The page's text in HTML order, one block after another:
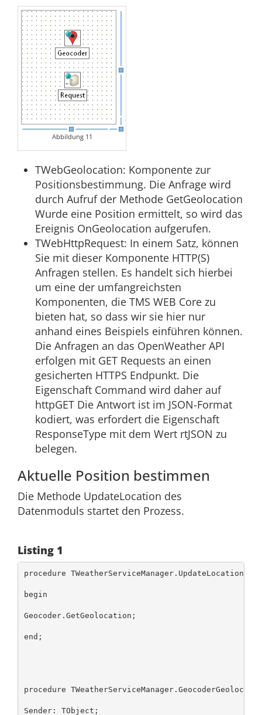
Abbildung 11
TWebGeolocation: Komponente zur
Positionsbestimmung. Die Anfrage wird
durch Aufruf der Methode GetGeolocation
Wurde eine Position ermittelt, so wird das
Ereignis OnGeolocation aufgerufen.
TWebHttpRequest: In einem Satz, können
Sie mit dieser Komponente HTTP(S)
Anfragen stellen. Es handelt sich hierbei
um eine der umfangreichsten
Komponenten, die TMS WEB Core zu
bieten hat, so dass wir sie hier nur
anhand eines Beispiels einführen können.
Die Anfragen an das OpenWeather API
erfolgen mit GET Requests an einen
gesicherten HTTPS Endpunkt. Die
Eigenschaft Command wird daher auf
httpGET Die Antwort ist im JSON-Format
kodiert, was erfordert die Eigenschaft
ResponseType mit dem Wert rtJSON zu
belegen.
Aktuelle Position bestimmen
Die Methode UpdateLocation des
Datenmoduls startet den Prozess.
Listing 1
procedure TWeatherServiceManager.UpdateLocation;
begin
Geocoder.GetGeolocation;
end;
procedure
Sender: TObject;